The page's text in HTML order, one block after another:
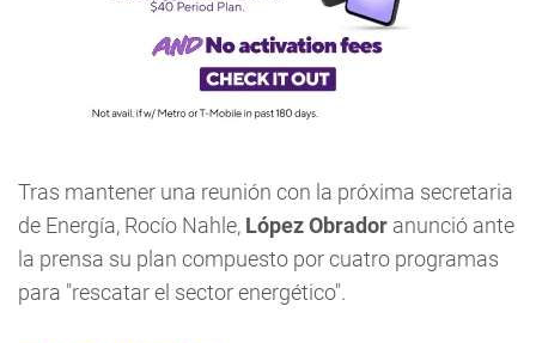
Tras mantener una reunión con la próxima secretaria
de Energía, Rocío Nahle, López Obrador anunció ante
la prensa su plan compuesto por cuatro programas
para "rescatar el sector energético".